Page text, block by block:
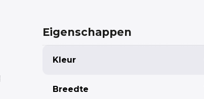
Eigenschappen
Kleur
Breedte